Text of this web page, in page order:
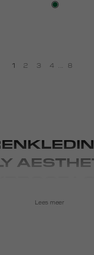
donkergroen
1 2 3 4 ... 8
Lees meer